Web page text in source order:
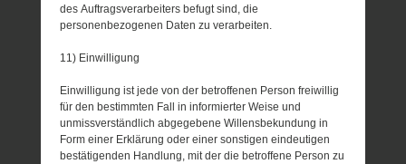
des Auftragsverarbeiters befugt sind, die
personenbezogenen Daten zu verarbeiten.
11) Einwilligung
Einwilligung ist jede von der betroffenen Person freiwillig
für den bestimmten Fall in informierter Weise und
unmissverständlich abgegebene Willensbekundung in
Form einer Erklärung oder einer sonstigen eindeutigen
bestätigenden Handlung, mit der die betroffene Person zu